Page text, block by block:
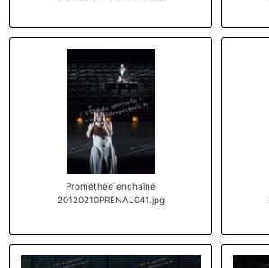
Prométhée enchaîné
20120210PRENAL041.jpg